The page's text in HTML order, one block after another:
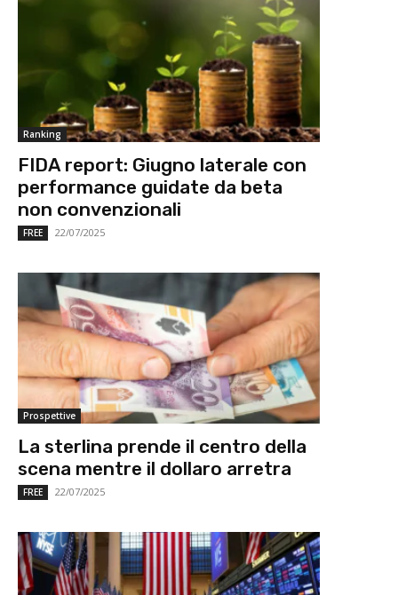
Ranking
FIDA report: Giugno laterale con
performance guidate da beta
non convenzionali
FREE 22/07/2025
Prospettive
La sterlina prende il centro della
scena mentre il dollaro arretra
FREE 22/07/2025